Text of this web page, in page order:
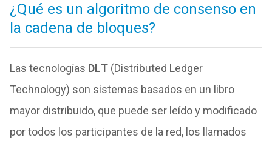
¿Qué es un algoritmo de consenso en
la cadena de bloques?
Las tecnologías DLT(Distributed Ledger
Technology) son sistemas basados en un libro
mayor distribuido, que puede ser leído y modificado
por todos los participantes de la red, los llamados